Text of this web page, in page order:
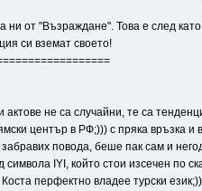
ни от "Възраждане". Това е след
си вземат своето!
актове не са случайни, те са
център в РФ;))) с пряка
повода, беше пак сам и
IYI, който стои изсечен по
перфектно владее турски